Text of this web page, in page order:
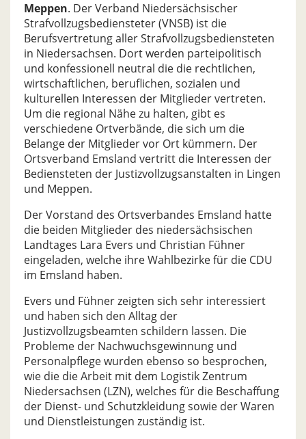
Meppen. Der Verband Niedersächsischer
Strafvollzugsbediensteter (VNSB) ist die
Berufsvertretung aller Strafvollzugsbediensteten
in Niedersachsen. Dort werden parteipolitisch
und konfessionell neutral die die rechtlichen,
wirtschaftlichen, beruflichen, sozialen und
kulturellen Interessen der Mitglieder vertreten.
Um die regional Nähe zu halten, gibt es
verschiedene Ortverbände, die sich um die
Belange der Mitglieder vor Ort kümmern. Der
Ortsverband Emsland vertritt die Interessen der
Bediensteten der Justizvollzugsanstalten in Lingen
und Meppen.
Der Vorstand des Ortsverbandes Emsland hatte
die beiden Mitglieder des niedersächsischen
Landtages Lara Evers und Christian Fühner
eingeladen, welche ihre Wahlbezirke für die CDU
im Emsland haben.
Evers und Fühner zeigten sich sehr interessiert
und haben sich den Alltag der
Justizvollzugsbeamten schildern lassen. Die
Probleme der Nachwuchsgewinnung und
Personalpflege wurden ebenso so besprochen,
wie die die Arbeit mit dem Logistik Zentrum
Niedersachsen (LZN), welches für die Beschaffung
der Dienst- und Schutzkleidung sowie der Waren
und Dienstleistungen zuständig ist.